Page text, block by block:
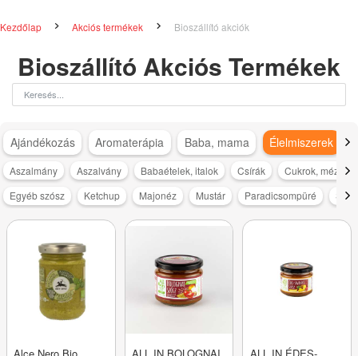
Kezdőlap Akciós termékek Bioszállító akciók
Bioszállító Akciós Termékek
Ajándékozás Aromaterápia Baba, mama Élelmiszerek
Aszalmány Aszalvány Babaételek, italok Csírák
Cukrok, méz,
Egyéb szósz
Ketchup Majonéz Mustár Paradicsompüré